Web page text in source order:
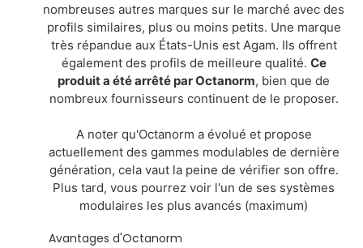
nombreuses autres marques sur le marché avec des
profils similaires, plus ou moins petits. Une marque
très répandue aux États-Unis est Agam. Ils offrent
également des profils de meilleure qualité. Ce
produit a été arrêté par Octanorm, bien que de
nombreux fournisseurs continuent de le proposer.
A noter qu'Octanorm a évolué et propose
actuellement des gammes modulables de dernière
génération, cela vaut la peine de vérifier son offre.
Plus tard, vous pourrez voir l'un de ses systèmes
modulaires les plus avancés (maximum)
Avantages d'Octanorm